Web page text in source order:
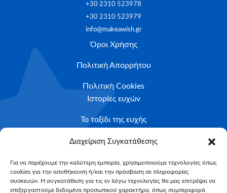
Διαχείριση Συγκατάθεσης
Για να παρέχουμε την καλύτερη εμπειρία, χρησιμοποιούμε τεχνολογίες όπως
cookies για την αποθήκευση ή/και την πρόσβαση σε πληροφορίες
συσκευών. Η συγκατάθεση για τις εν λόγω τεχνολογίες θα μας επιτρέψει να
επεξεργαστούμε δεδομένα προσωπικού χαρακτήρα, όπως συμπεριφορά
+30 2310 523978
+30 2310 523979
info@makeawish.gr
Όροι Χρήσης
Πολιτική Απορρήτου
Πολιτική Cookies
Ιστορίες ευχών
Το ταξίδι της ευχής
Κριτήρια Καταλληλότητας
Υποβολή Αιτήματος
NEWSLETTER
Email*